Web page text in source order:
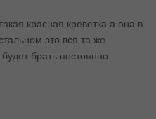
красная креветка а она в
это вся та же
брать постоянно